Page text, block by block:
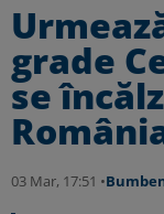
grade
se
03 Mar, 17:51 •